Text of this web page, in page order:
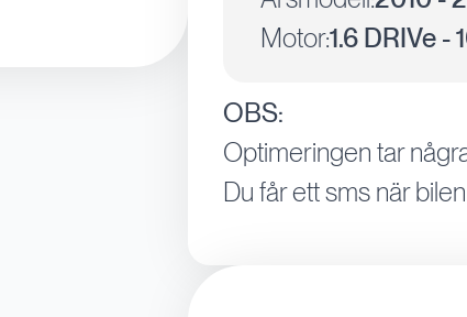
Motor:1.6 DRIVe -
OBS:
Optimeringen tar
Du får ett sms när